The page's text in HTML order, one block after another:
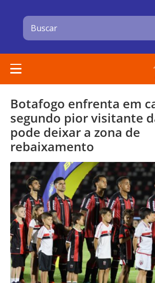
Botafogo enfrenta em
segundo pior visitante
pode deixar a zona de
rebaixamento